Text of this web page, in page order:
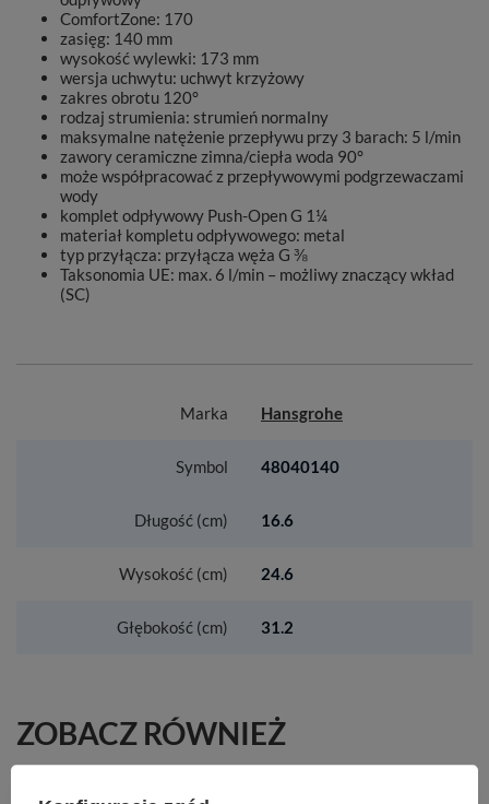
ComfortZone: 170
zasięg: 140 mm
wysokość wylewki: 173 mm
wersja uchwytu: uchwyt krzyżowy
zakres obrotu 120°
rodzaj strumienia: strumień normalny
maksymalne natężenie przepływu przy 3 barach: 5 l/min
zawory ceramiczne zimna/ciepła woda 90°
może współpracować z przepływowymi podgrzewaczami
wody
komplet odpływowy Push-Open G 1¼
materiał kompletu odpływowego: metal
typ przyłącza: przyłącza węża G ⅜
Taksonomia UE: max. 6 l/min – możliwy znaczący wkład
(SC)
Marka Hansgrohe
Symbol 48040140
Długość (cm) 16.6
Wysokość (cm) 24.6
Głębokość (cm) 31.2
ZOBACZ RÓWNIEŻ
HG Crometta Główka prysznicowa 100 1jet